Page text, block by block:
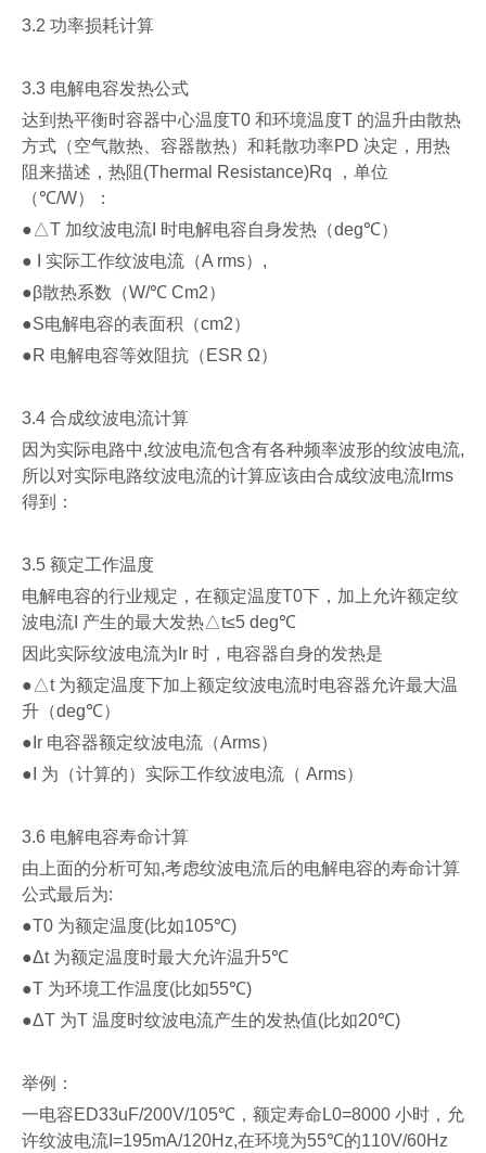
3.2 功率损耗计算
3.3 电解电容发热公式
达到热平衡时容器中心温度T0 和环境温度T 的温升由散热
方式（空气散热、容器散热）和耗散功率PD 决定，用热
阻来描述，热阻 (Thermal Resistance)Rq
，单位
（℃/W）：
●△T 加纹波电流 时电解电容自身发热（deg℃）
● I 实际工作纹波电流（A rms） ,
●β散热系数（W/℃ Cm2）
●S电解电容的表面积（cm2）
●R 电解电容等效阻抗（ ESR Ω）
3.4 合成纹波电流计算
因为实际电路中,纹波电流包含有各种频率波形的纹波电流,
所以对实际电路纹波电流的计算应该由合成纹波电流 Irms
得到：
3.5 额定工作温度
电解电容的行业规定，在额定温度T0下，加上允许额定纹
波电流 产生的最大发热△t≤5 deg℃
因此实际纹波电流为 Ir 时，电容器自身的发热是
●△t 为额定温度下加上额定纹波电流时电容器允许最大温
升（deg℃）
●Ir 电容器额定纹波电流（Arms）
●I 为（计算的）实际工作纹波电流（ Arms）
3.6 电解电容寿命计算
由上面的分析可知,考虑纹波电流后的电解电容的寿命计算
公式最后为:
●T0 为额定温度(比如105℃)
●Δt 为额定温度时最大允许温升5℃
●T 为环境工作温度(比如55℃)
●ΔT 为T 温度时纹波电流产生的发热值(比如20℃)
举例 ：
一电容ED33uF/200V/105℃ ，额定寿命 L0=8000 小时，允
许纹波电流 I=195mA/120Hz,在环境为55℃的110V/60Hz